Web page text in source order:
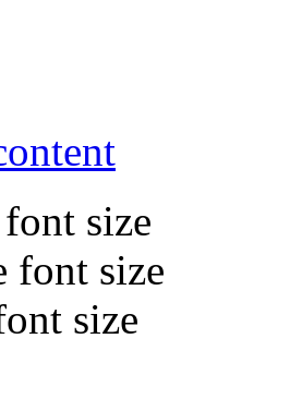
size
font size
size